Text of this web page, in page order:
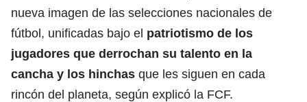
nueva imagen de las selecciones nacionales de
fútbol, unificadas bajo el patriotismo de los
jugadores que derrochan su talento en la
cancha y los hinchas que les siguen en cada
rincón del planeta, según explicó la FCF.